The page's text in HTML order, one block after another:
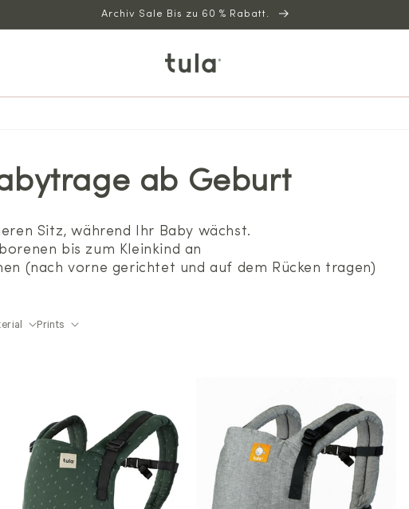
Archiv Sale Bis zu 60 % Rabatt.
ab Geburt
Sitz, während Ihr Baby wächst.
bis zum Kleinkind an
(nach vorne gerichtet und auf dem Rücken tragen)
Prints